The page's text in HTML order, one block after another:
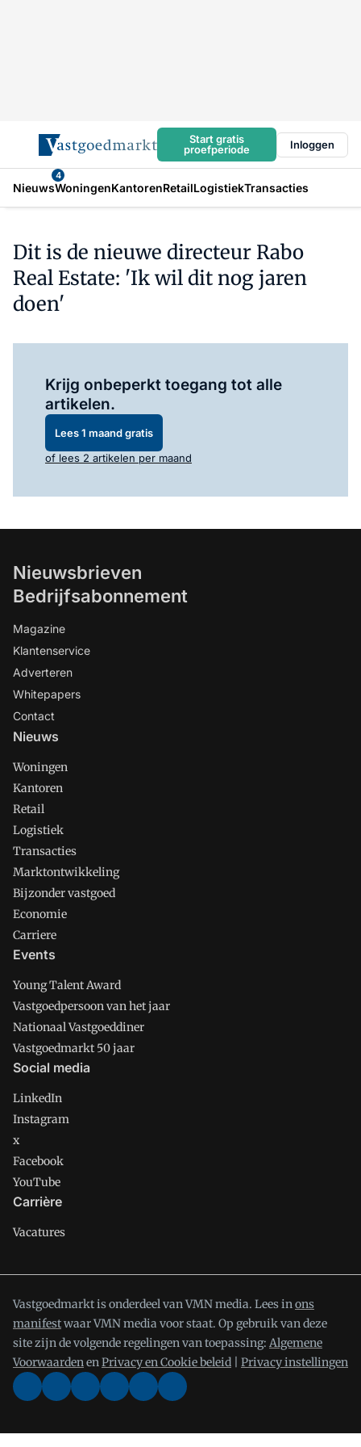
Start gratis
proefperiode
Inloggen
Nieuws
4
WoningenKantorenRetailLogistiekTransacties
Dit is de nieuwe directeur Rabo
Real Estate: 'Ik wil dit nog jaren
doen'
Krijg onbeperkt toegang tot alle
artikelen.
Lees 1 maand gratis
of lees 2 artikelen per maand
Nieuwsbrieven
Bedrijfsabonnement
Magazine
Klantenservice
Adverteren
Whitepapers
Contact
Nieuws
Woningen
Kantoren
Retail
Logistiek
Transacties
Marktontwikkeling
Bijzonder vastgoed
Economie
Carriere
Events
Young Talent Award
Vastgoedpersoon van het jaar
Nationaal Vastgoeddiner
Vastgoedmarkt 50 jaar
Social media
LinkedIn
Instagram
x
Facebook
YouTube
Carrière
Vacatures
Vastgoedmarkt is onderdeel van VMN media. Lees inons
manifestwaar VMN media voor staat. Op gebruik van deze
site zijn de volgende regelingen van toepassing: Algemene
VoorwaardenenPrivacy en Cookie beleid Privacy instellingen